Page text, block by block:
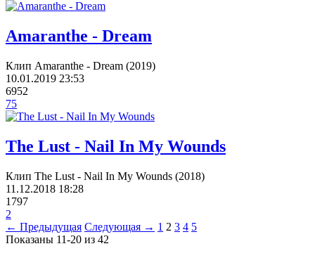
Amaranthe - Dream
Клип Amaranthe - Dream (2019)
10.01.2019 23:53
6952
75
The Lust - Nail In My Wounds
Клип The Lust - Nail In My Wounds (2018)
11.12.2018 18:28
1797
2
← Предыдущая Следующая → 1 2 3 4 5
Показаны 11-20 из 42